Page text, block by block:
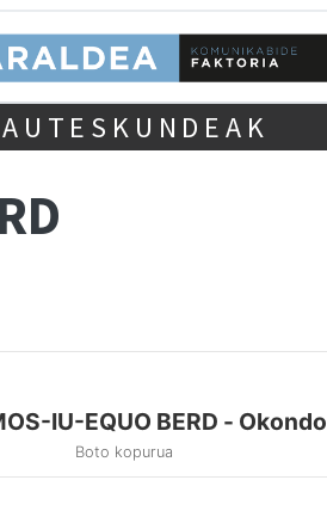
IU-EQUO BERD - Okondo
Boto kopurua